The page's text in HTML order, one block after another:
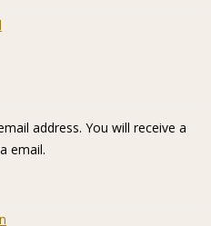
address. You will receive a
email.